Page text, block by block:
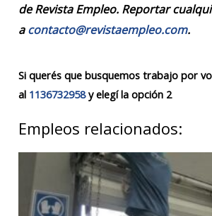
de Revista Empleo. Reportar
acontacto@revistaempleo.com.
Si querés que busquemos trabajo por
al 1136732958y elegí la opción 2
Empleos relacionados: